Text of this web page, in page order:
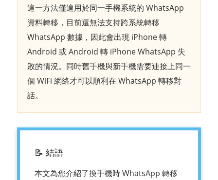
這一方法僅適用於同一手機系統的 WhatsApp
資料轉移，目前還無法支持跨系統轉移
WhatsApp 數據，因此會出現 iPhone 轉
Android 或 Android 轉 iPhone WhatsApp 失
敗的情況。同時舊手機與新手機需要連接上同一
個 WiFi 網絡才可以順利在 WhatsApp 轉移對
話。
📝 結語
本文為您介紹了換手機時 WhatsApp 轉移